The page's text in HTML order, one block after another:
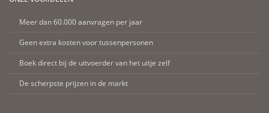
Meer dan 60.000 aanvragen per jaar
Geen extra kosten voor tussenpersonen
Boek direct bij de uitvoerder van het uitje zelf
De scherpste prijzen in de markt